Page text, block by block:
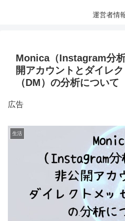
運営者情
Monica（Instagram分
開アカウントとダイレ
（DM）の分析について
広告
生活